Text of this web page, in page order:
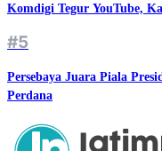
Komdigi Tegur YouTube,
#5
Persebaya Juara Piala
Perdana